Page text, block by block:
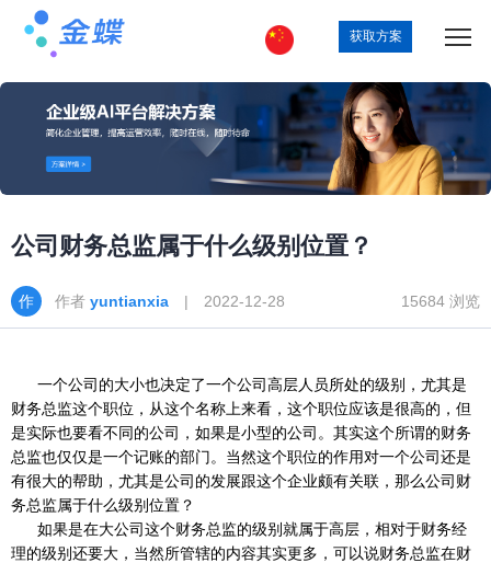
获取方案
公司财务总监属于什么级别位置？
作者 yuntianxia | 2022-12-28 15684 浏览
一个公司的大小也决定了一个公司高层人员所处的级别，尤其是
财务总监这个职位，从这个名称上来看，这个职位应该是很高的，但
是实际也要看不同的公司，如果是小型的公司。其实这个所谓的财务
总监也仅仅是一个记账的部门。当然这个职位的作用对一个公司还是
有很大的帮助，尤其是公司的发展跟这个企业颇有关联，那么公司财
务总监属于什么级别位置？
如果是在大公司这个财务总监的级别就属于高层，相对于财务经
理的级别还要大，当然所管辖的内容其实更多，可以说财务总监在财